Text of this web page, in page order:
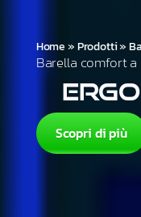
Home»Prodotti»
Barella comfort
Scopri di più